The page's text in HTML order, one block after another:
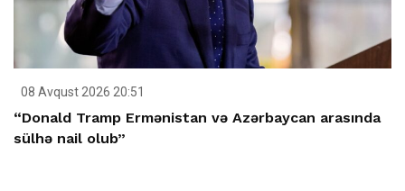
08 Avqust 2026 20:51
“Donald Tramp Ermənistan və Azərbaycan arasında
sülhə nail olub”